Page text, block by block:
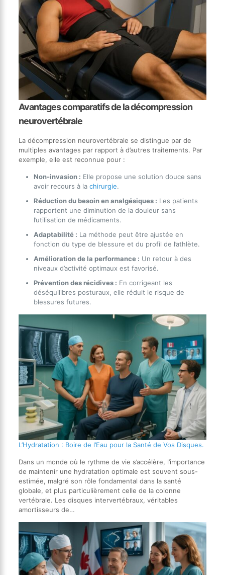
Avantages comparatifs de la décompression
neurovertébrale
La décompression neurovertébrale se distingue par de
multiples avantages par rapport à d’autres traitements. Par
exemple, elle est reconnue pour :
Non-invasion : Elle propose une solution douce sans
avoir recours à la chirurgie.
Réduction du besoin en analgésiques : Les patients
rapportent une diminution de la douleur sans
l’utilisation de médicaments.
Adaptabilité : La méthode peut être ajustée en
fonction du type de blessure et du profil de l’athlète.
Amélioration de la performance : Un retour à des
niveaux d’activité optimaux est favorisé.
Prévention des récidives : En corrigeant les
déséquilibres posturaux, elle réduit le risque de
blessures futures.
L’Hydratation : Boire de l’Eau pour la Santé de Vos Disques.
Dans un monde où le rythme de vie s’accélère, l’importance
de maintenir une hydratation optimale est souvent sous-
estimée, malgré son rôle fondamental dans la santé
globale, et plus particulièrement celle de la colonne
vertébrale. Les disques intervertébraux, véritables
amortisseurs de…